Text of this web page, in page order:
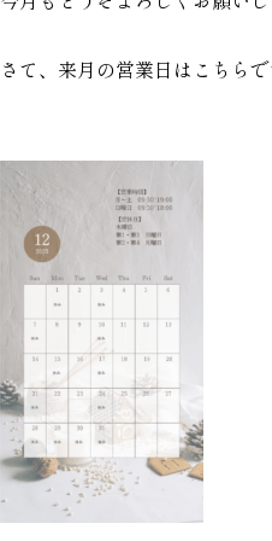
さて、来月の営業日はこちら